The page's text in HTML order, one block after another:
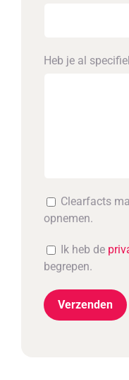
Heb je al
Clearfacts
opnemen.
Ik heb de
begrepen.